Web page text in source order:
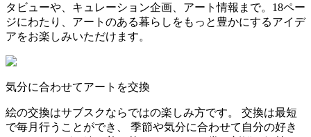
タビューや、キュレーション企画、アート情報まで。18ペー
ジにわたり、アートのある暮らしをもっと豊かにするアイデ
アをお楽しみいただけます。
気分に合わせてアートを交換
絵の交換はサブスクならではの楽しみ方です。 交換は最短
で毎月行うことができ、 季節や気分に合わせて自分の好き